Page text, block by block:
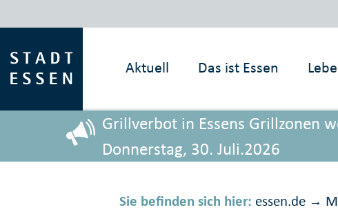
Aktuell Das ist Essen
Grillverbot in Essens Grillzonen
Donnerstag, 30. Juli.2026
Sie befinden sich hier: essen.de →